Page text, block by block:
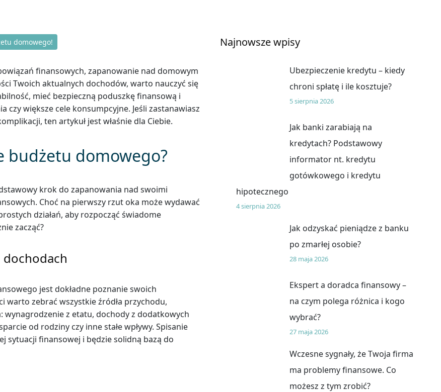
domowego!
finansowych, zapanowanie nad domowym
Twoich aktualnych dochodów, warto nauczyć się
mieć bezpieczną poduszkę finansową i
większe cele konsumpcyjne. Jeśli zastanawiasz
ten artykuł jest właśnie dla Ciebie.
budżetu domowego?
krok do zapanowania nad swoimi
Choć na pierwszy rzut oka może wydawać
działań, aby rozpocząć świadome
zacząć?
jest dokładne poznanie swoich
warto zebrać wszystkie źródła przychodu,
wynagrodzenie z etatu, dochody z dodatkowych
od rodziny czy inne stałe wpływy. Spisanie
sytuacji finansowej i będzie solidną bazą do
Najnowsze wpisy
Ubezpieczenie kredytu – kiedy
chroni spłatę i ile kosztuje?
5 sierpnia 2026
Jak banki zarabiają na
kredytach? Podstawowy
informator nt. kredytu
gotówkowego i kredytu
hipotecznego
4 sierpnia 2026
Jak odzyskać pieniądze z banku
po zmarłej osobie?
28 maja 2026
Ekspert a doradca finansowy –
na czym polega różnica i kogo
wybrać?
27 maja 2026
Wczesne sygnały, że Twoja firma
ma problemy finansowe. Co
możesz z tym zrobić?